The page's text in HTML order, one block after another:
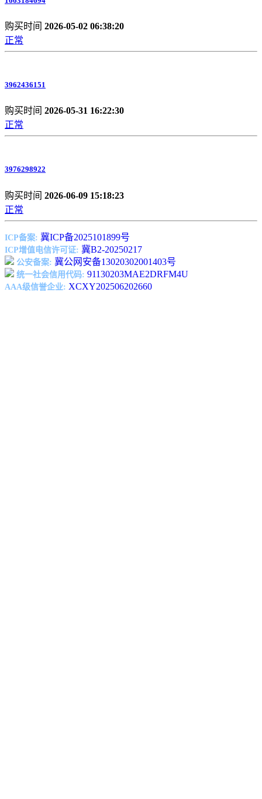
购买时间 2026-05-02 06:38:20
正常
3962436151
购买时间 2026-05-31 16:22:30
正常
3976298922
购买时间 2026-06-09 15:18:23
正常
ICP备案: 冀ICP备2025101899号
ICP增值电信许可证: 冀B2-20250217
公安备案: 冀公网安备13020302001403号
统一社会信用代码: 91130203MAE2DRFM4U
AAA级信誉企业: XCXY202506202660